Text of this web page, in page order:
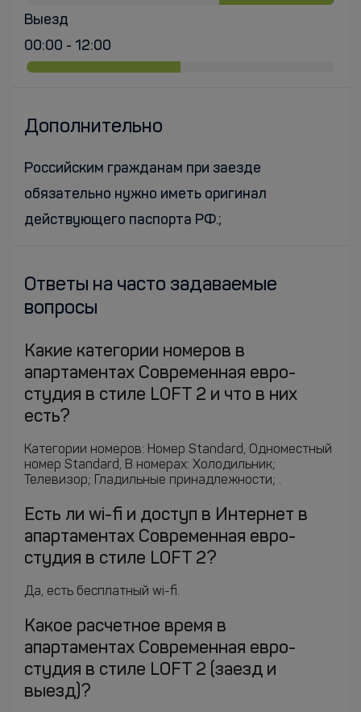
Выезд
00:00 - 12:00
Дополнительно
Российским гражданам при заезде
обязательно нужно иметь оригинал
действующего паспорта РФ.;
Ответы на часто задаваемые
вопросы
Какие категории номеров в
апартаментах Современная евро-
студия в стиле LOFT 2 и что в них
есть?
Категории номеров: Номер Standard, Одноместный
номер Standard, В номерах: Холодильник;
Телевизор; Гладильные принадлежности; .
Есть ли wi-fi и доступ в Интернет в
апартаментах Современная евро-
студия в стиле LOFT 2?
Да, есть бесплатный wi-fi.
Какое расчетное время в
апартаментах Современная евро-
студия в стиле LOFT 2 (заезд и
выезд)?